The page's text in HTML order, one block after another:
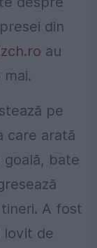
din
au
pe
care arată
goală, bate
A fost
lovit de